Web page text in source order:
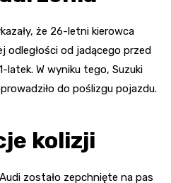
że 26-letni kierowca
odległości od jadącego przed
latek. W wyniku tego, Suzuki
do poślizgu pojazdu.
kolizji
zostało zepchnięte na pas